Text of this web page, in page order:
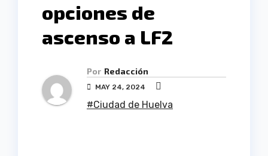
opciones de
ascenso a LF2
Por Redacción
MAY 24, 2024
#Ciudad de Huelva